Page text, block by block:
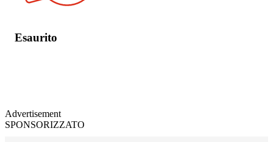
Esaurito
Advertisement
SPONSORIZZATO